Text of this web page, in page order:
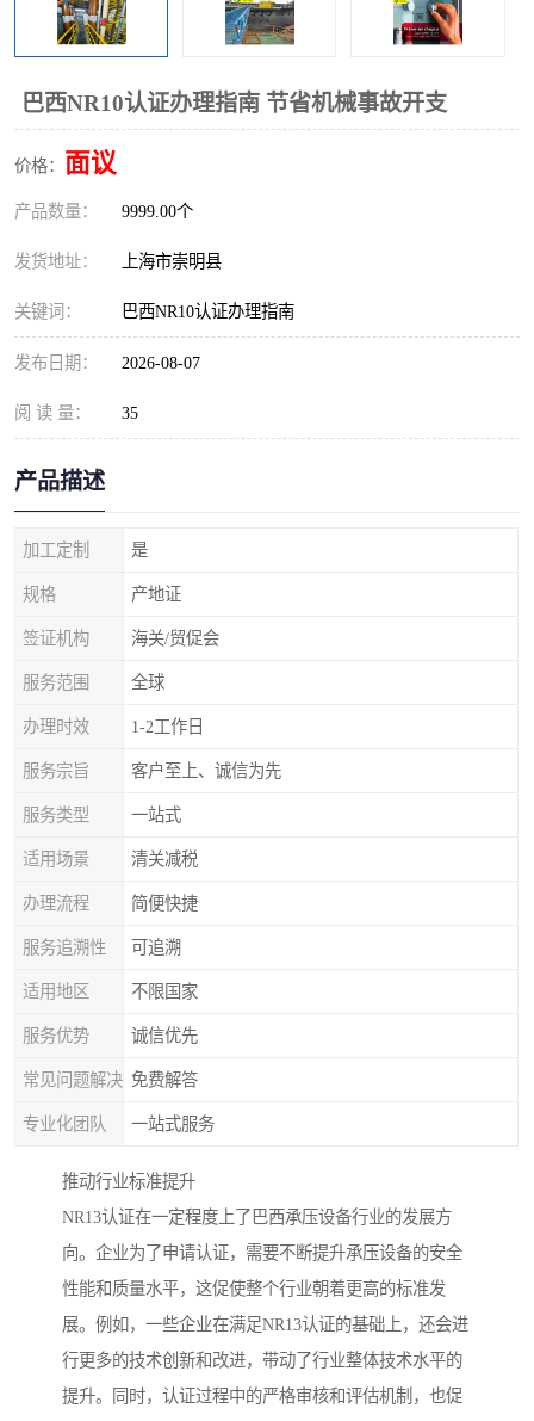
巴西NR10认证办理指南 节省机械事故开支
价格： 面议
产品数量： 9999.00个
发货地址： 上海市崇明县
关键词： 巴西NR10认证办理指南
发布日期： 2026-08-07
阅 读 量： 35
产品描述
加工定制 是
规格 产地证
签证机构 海关/贸促会
服务范围 全球
办理时效 1-2工作日
服务宗旨 客户至上、诚信为先
服务类型 一站式
适用场景 清关减税
办理流程 简便快捷
服务追溯性 可追溯
适用地区 不限国家
服务优势 诚信优先
常见问题解决 免费解答
专业化团队 一站式服务
推动行业标准提升
NR13认证在一定程度上了巴西承压设备行业的发展方
向。企业为了申请认证，需要不断提升承压设备的安全
性能和质量水平，这促使整个行业朝着更高的标准发
展。例如，一些企业在满足NR13认证的基础上，还会进
行更多的技术创新和改进，带动了行业整体技术水平的
提升。同时，认证过程中的严格审核和评估机制，也促